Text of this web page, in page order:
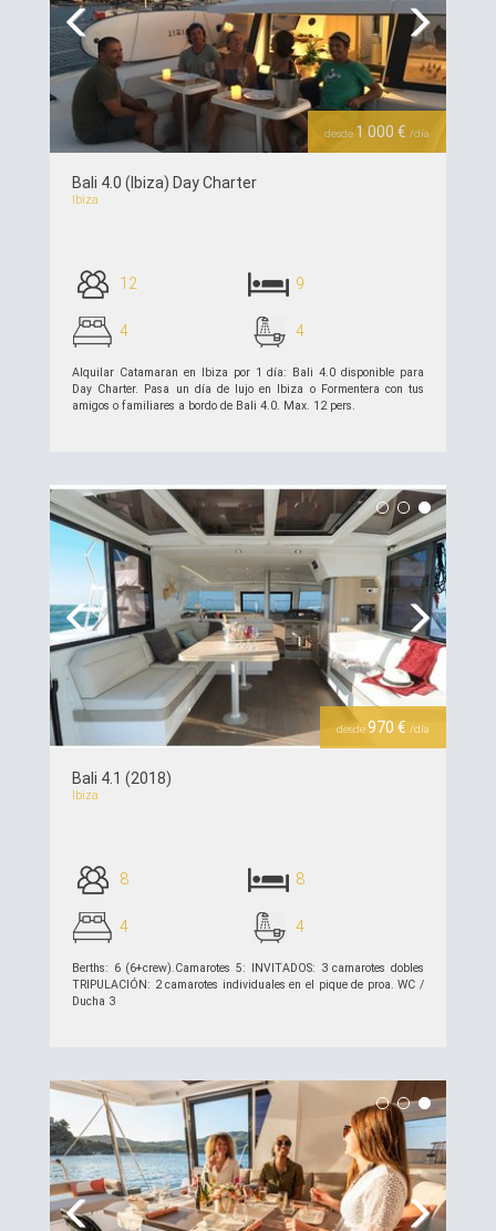
Previous Next
desde 1 000 € /día
Bali 4.0 (Ibiza) Day Charter
Ibiza
12 9
4 4
Alquilar Catamaran en Ibiza por 1 día: Bali 4.0 disponible para
Day Charter. Pasa un día de lujo en Ibiza o Formentera con tus
amigos o familiares a bordo de Bali 4.0. Max. 12 pers.
ver detalles >>
Previous Next
desde970 € /día
Bali 4.1 (2018)
Ibiza
8 8
4 4
Berths: 6 (6+crew).Camarotes 5: INVITADOS: 3 camarotes dobles
TRIPULACIÓN: 2 camarotes individuales en el pique de proa. WC /
Ducha 3
ver detalles >>